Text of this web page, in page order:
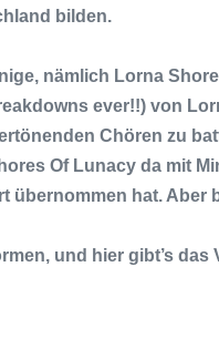
bilden.
nämlich Lorna Shore
ever!!) von
Chören zu
Of Lunacy da mit
hat.
und hier gibt’s das